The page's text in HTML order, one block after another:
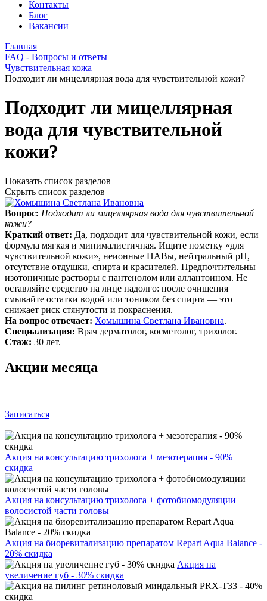
Контакты
Блог
Вакансии
Главная
FAQ - Вопросы и ответы
Чувствительная кожа
Подходит ли мицеллярная вода для чувствительной кожи?
Подходит ли мицеллярная
вода для чувствительной
кожи?
Показать список разделов
Скрыть список разделов
Вопрос: Подходит ли мицеллярная вода для чувствительной
кожи?
Краткий ответ: Да, подходит для чувствительной кожи, если
формула мягкая и минималистичная. Ищите пометку «для
чувствительной кожи», неионные ПАВы, нейтральный pH,
отсутствие отдушки, спирта и красителей. Предпочтительны
изотоничные растворы с пантенолом или аллантоином. Не
оставляйте средство на лице надолго: после очищения
смывайте остатки водой или тоником без спирта — это
снижает риск стянутости и покраснения.
На вопрос отвечает: Хомышина Светлана Ивановна.
Специализация: Врач дерматолог, косметолог, трихолог.
Стаж: 30 лет.
Акции месяца
Записаться
Акция на консультацию трихолога + мезотерапия - 90%
скидка
Акция на консультацию трихолога + фотобиомодуляции
волосистой части головы
Акция на биоревитализацию препаратом Repart Aqua Balance -
20% скидка
Акция на
увеличение губ - 30% скидка